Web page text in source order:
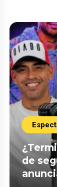
de